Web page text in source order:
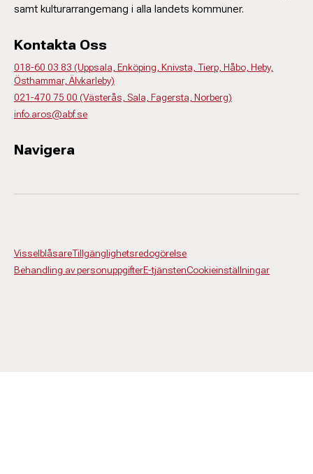
samt kulturarrangemang i alla landets kommuner.
Kontakta Oss
018-60 03 83 (Uppsala, Enköping, Knivsta, Tierp, Håbo, Heby,
Östhammar, Älvkarleby)
021-470 75 00 (Västerås, Sala, Fagersta, Norberg)
info.aros@abf.se
Navigera
VisselblåsareTillgänglighetsredogörelse
Behandling av personuppgifterE-tjänstenCookieinställningar